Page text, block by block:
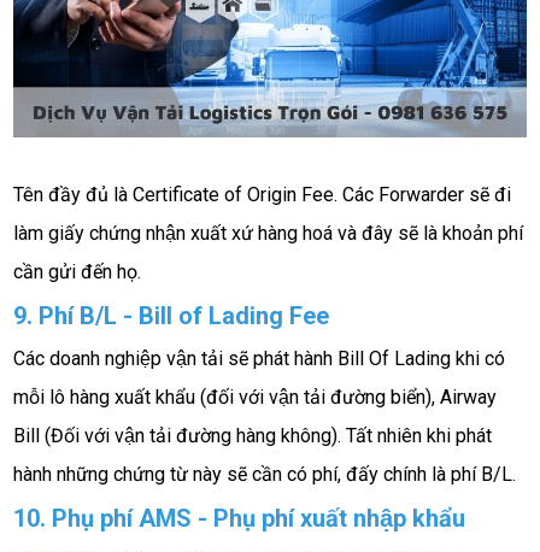
Tên đầy đủ là Certificate of Origin Fee. Các Forwarder sẽ đi
làm giấy chứng nhận xuất xứ hàng hoá và đây sẽ là khoản phí
cần gửi đến họ.
9. Phí B/L - Bill of Lading Fee
Các doanh nghiệp vận tải sẽ phát hành Bill Of Lading khi có
mỗi lô hàng xuất khẩu (đối với vận tải đường biển), Airway
Bill (Đối với vận tải đường hàng không). Tất nhiên khi phát
hành những chứng từ này sẽ cần có phí, đấy chính là phí B/L.
10. Phụ phí AMS - Phụ phí xuất nhập khẩu